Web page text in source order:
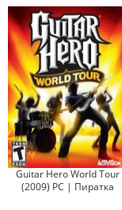
Guitar Hero World Tour
(2009) PC | Пиратка